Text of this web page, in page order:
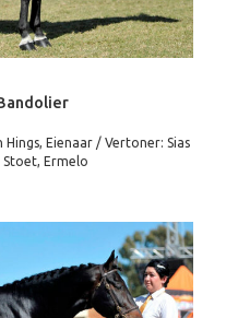
Eienaar / Vertoner: Sias
Stoet, Ermelo